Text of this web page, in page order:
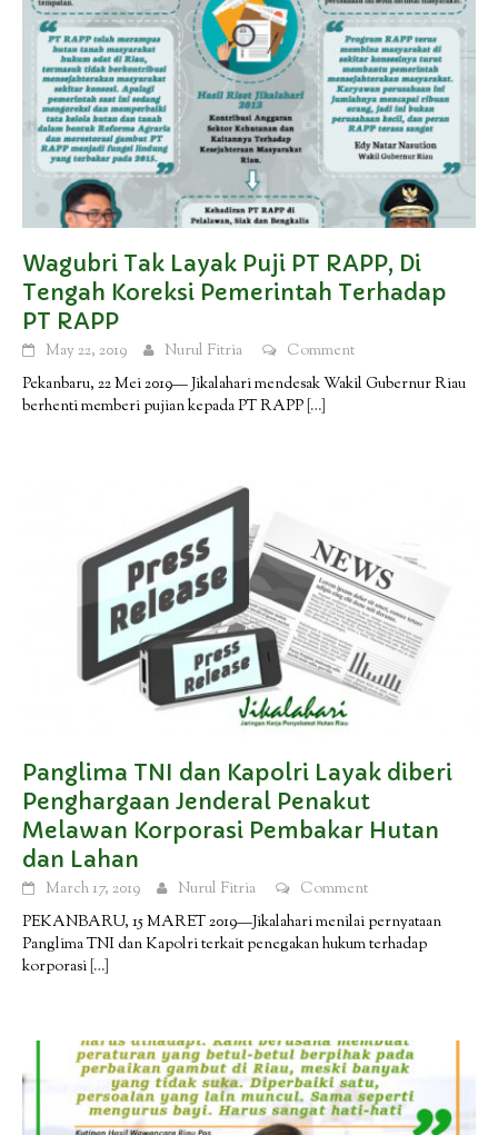
Wagubri Tak Layak Puji PT RAPP, Di
Tengah Koreksi Pemerintah Terhadap
PT RAPP
May 22, 2019 Nurul Fitria
Comment
Pekanbaru, 22 Mei 2019— Jikalahari mendesak Wakil Gubernur Riau
berhenti memberi pujian kepada PT RAPP […]
Panglima TNI dan Kapolri Layak diberi
Penghargaan Jenderal Penakut
Melawan Korporasi Pembakar Hutan
dan Lahan
March 17, 2019 Nurul Fitria
Comment
PEKANBARU, 15 MARET 2019—Jikalahari menilai pernyataan
Panglima TNI dan Kapolri terkait penegakan hukum terhadap
korporasi […]